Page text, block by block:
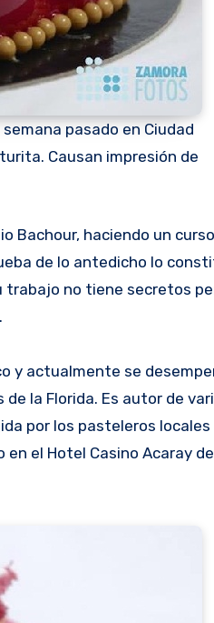
pasado en Ciudad
Causan impresión de
de lo antedicho lo
trabajo no tiene secretos
y actualmente se
la Florida. Es autor de
por los pasteleros locales
el Hotel Casino Acaray